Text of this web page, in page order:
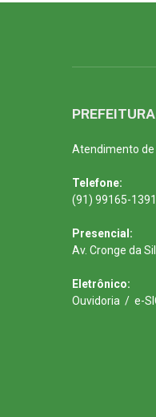
Atendimento de
Telefone:
(91) 99165-1391
Presencial:
Av. Cronge da
Eletrônico:
Ouvidoria / e-